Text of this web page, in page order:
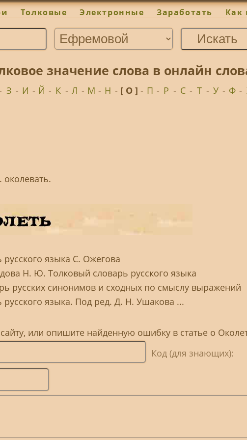
Толковые Электронные Заработать Как
значение слова в онлайн
З - И - Й - К - Л - М - Н - [ О ] - П - Р - С - Т - У - Ф -
языка С. Ожегова
Н. Ю. Толковый словарь русского языка
русских синонимов и сходных по смыслу выражений
русского языка. Под ред. Д. Н. Ушакова ...
или опишите найденную ошибку в статье о
Код (для знающих):